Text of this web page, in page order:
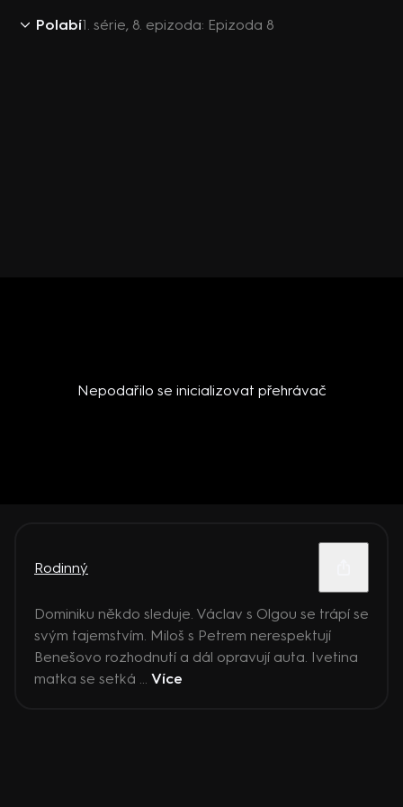
Polabí1. série, 8. epizoda: Epizoda 8
Nepodařilo se inicializovat přehrávač
Rodinný
Dominiku někdo sleduje. Václav s Olgou se trápí se
svým tajemstvím. Miloš s Petrem nerespektují
Benešovo rozhodnutí a dál opravují auta. Ivetina
matka se setká ... Více